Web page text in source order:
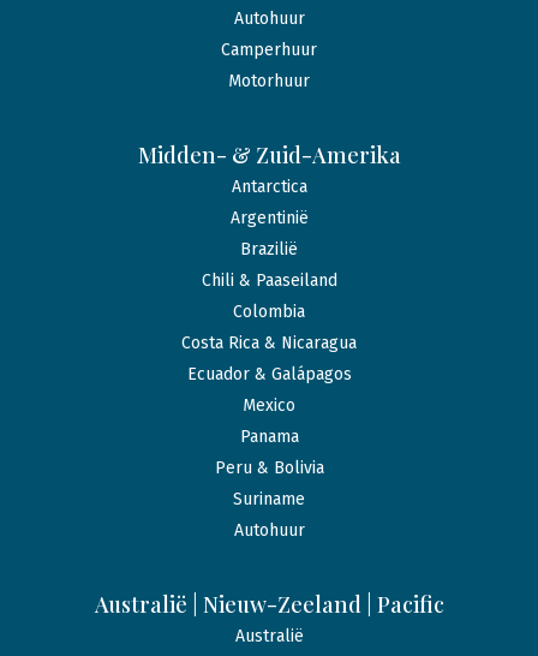
Autohuur
Camperhuur
Motorhuur
Midden- & Zuid-Amerika
Antarctica
Argentinië
Brazilië
Chili & Paaseiland
Colombia
Costa Rica & Nicaragua
Ecuador & Galápagos
Mexico
Panama
Peru & Bolivia
Suriname
Autohuur
Australië | Nieuw-Zeeland | Pacific
Australië